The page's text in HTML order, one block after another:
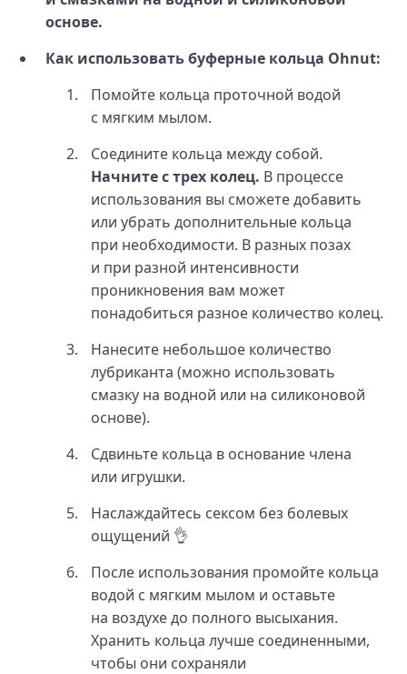
основе.
Как использовать буферные кольца Ohnut:
Помойте кольца проточной водой
с мягким мылом.
Соедините кольца между собой.
Начните с трех колец. В процессе
использования вы сможете добавить
или убрать дополнительные кольца
при необходимости. В разных позах
и при разной интенсивности
проникновения вам может
понадобиться разное количество колец.
Нанесите небольшое количество
лубриканта (можно использовать
смазку на водной или на силиконовой
основе).
Сдвиньте кольца в основание члена
или игрушки.
Наслаждайтесь сексом без болевых
ощущений 👌
После использования промойте кольца
водой с мягким мылом и оставьте
на воздухе до полного высыхания.
Хранить кольца лучше соединенными,
чтобы они сохраняли